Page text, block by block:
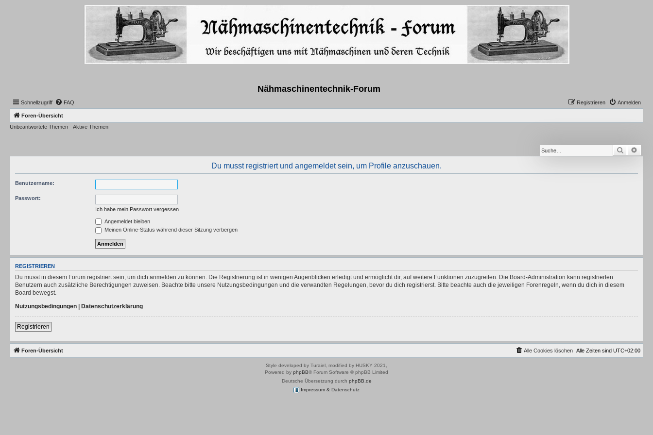
Nähmaschinentechnik-Forum
Schnellzugriff FAQ Anmelden
Registrieren
Foren-Übersicht
Unbeantwortete Themen
Aktive Themen
Suche
Du musst registriert und angemeldet sein, um Profile anzuschauen.
Benutzername:
Passwort:
Ich habe mein Passwort vergessen
Angemeldet bleiben
Meinen Online-Status während dieser Sitzung verbergen
REGISTRIEREN
Du musst in diesem Forum registriert sein, um dich anmelden zu können. Die Registrierung ist in wenigen Augenblicken erledigt und ermöglicht dir, auf weitere Funktionen zuzugreifen. Die Board-Administration kann registrierten
Benutzern auch zusätzliche Berechtigungen zuweisen. Beachte bitte unsere Nutzungsbedingungen und die verwandten Regelungen, bevor du dich registrierst. Bitte beachte auch die jeweiligen Forenregeln, wenn du dich in diesem
Board bewegst.
Nutzungsbedingungen
Datenschutzerklärung
Registrieren
Foren-Übersicht Alle Zeiten sind UTC+02:00
Alle Cookies löschen
Style developed by Turaiel, modified by HUSKY 2021,
Powered by phpBB® Forum Software © phpBB Limited
Deutsche Übersetzung durch phpBB.de
Impressum & Datenschutz